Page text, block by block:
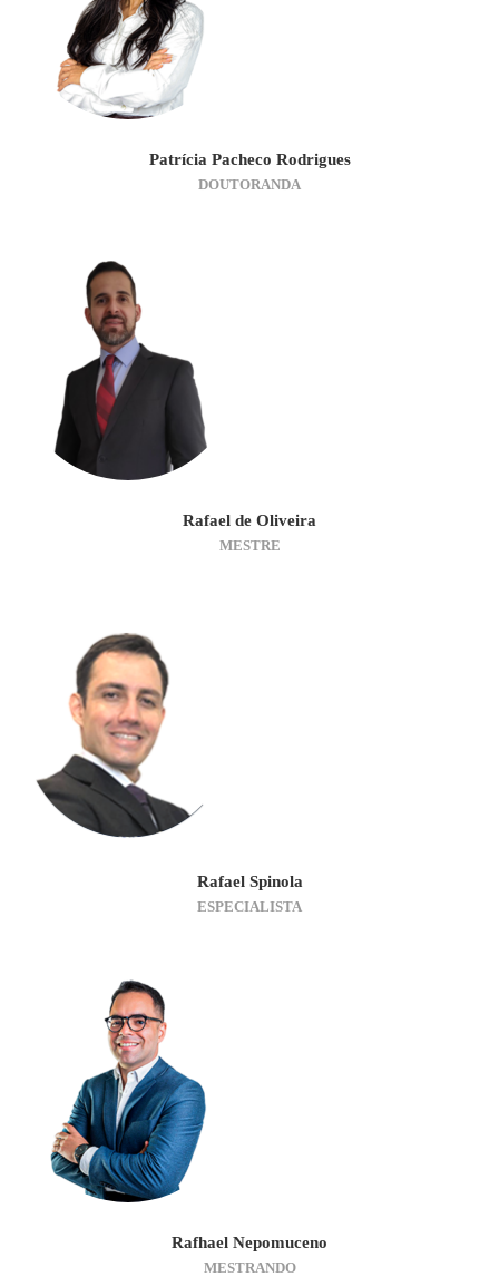
Patrícia Pacheco Rodrigues
DOUTORANDA
Rafael de Oliveira
MESTRE
Rafael Spinola
ESPECIALISTA
Rafhael Nepomuceno
MESTRANDO